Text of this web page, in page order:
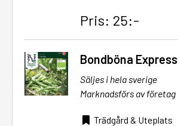
Pris: 25:-
Bondböna Express
Säljes i hela sverige
Marknadsförs av företag
Trädgård & Uteplats